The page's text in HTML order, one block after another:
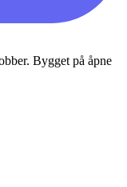
Bygget på åpne